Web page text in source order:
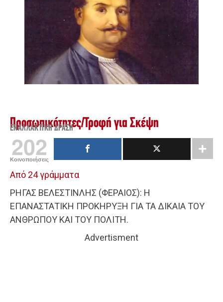
Προσωπικότητες/Τροφή για Σκέψη
ΕΝΑΛΛΑΚΤΙΚΉ ΔΡΆΣΗ
202
Κοινοποιήσεις
Από 24 γράμματα
ΡΗΓΑΣ ΒΕΛΕΣΤΙΝΛΗΣ (ΦΕΡΑΙΟΣ): Η
ΕΠΑΝΑΣΤΑΤΙΚΗ ΠΡΟΚΗΡΥΞΗ ΓΙΑ ΤΑ ΔΙΚΑΙΑ ΤΟΥ
ΑΝΘΡΩΠΟΥ ΚΑΙ ΤΟΥ ΠΟΛΙΤΗ.
Advertisment